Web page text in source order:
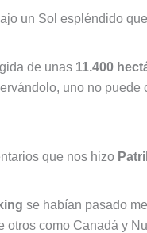
un Sol espléndido
de unas 11.400
uno no
que nos hizo
se habían pasado
otros como Canadá y